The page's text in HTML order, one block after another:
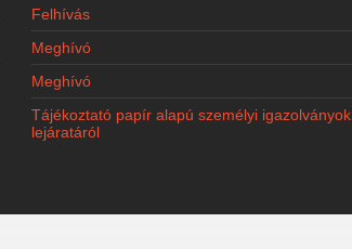
Felhívás
Meghívó
Meghívó
Tájékoztató papír alapú személyi igazolványok
lejáratáról